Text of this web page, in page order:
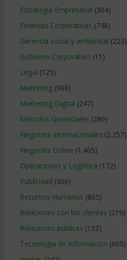
Estrategia Empresarial (304)
Finanzas Corporativas (748)
Gerencia social y ambiental (223)
Gobierno Corporativo (11)
Legal (125)
Marketing(988)
Marketing Digital (247)
Métodos Gerenciales (280)
Negocios Internacionales (2.257)
Negocios Online (1.405)
Operaciones y Logística (172)
Publicidad (306)
Recursos Humanos (865)
Relaciones con los clientes (219)
Relaciones publicas (132)
Tecnologia de Informacion (665)